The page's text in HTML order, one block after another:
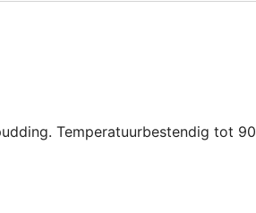
Temperatuurbestendig tot 90